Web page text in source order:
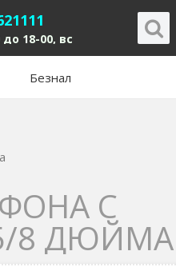
18-00, вс
Безнал
С
8 ДЮЙМА